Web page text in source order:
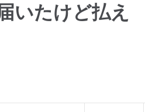
いたけど払え